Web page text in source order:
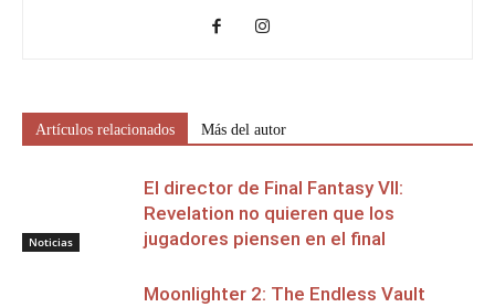
Artículos relacionados Más del autor
Noticias
El director de Final Fantasy VII:
Revelation no quieren que los
jugadores piensen en el final
Moonlighter 2: The Endless Vault